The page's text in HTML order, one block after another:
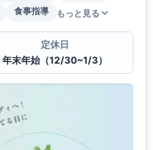
食事指導 もっと見る
定休日
年末年始（12/30~1/3）